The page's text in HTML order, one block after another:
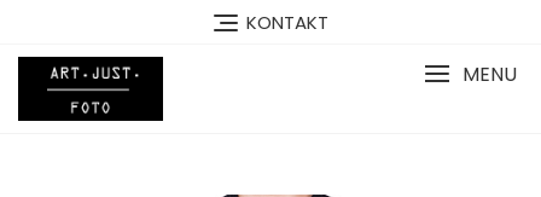
content
KONTAKT
MENU